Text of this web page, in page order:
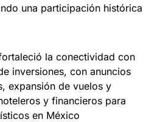
una participación histórica
la conectividad con
inversiones, con anuncios
expansión de vuelos y
y financieros para
en México